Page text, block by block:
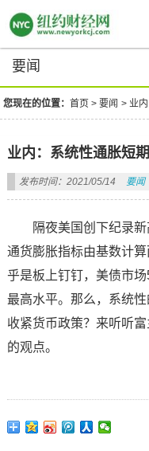
要闻
您现在的位置：首页 >要闻 >业
业内：系统性通胀短
发布时间：2021/05/14 要闻
隔夜美国创下纪录
通货膨胀指标由基数计
乎是板上钉钉，美债市
最高水平。那么，系统
收紧货币政策？来听听
的观点。